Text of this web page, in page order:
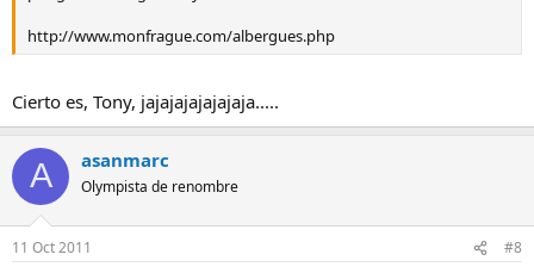
http://www.monfrague.com/albergues.php
Cierto es, Tony, jajajajajajajaja.....
A asanmarc
Olympista de renombre
11 Oct 2011 #8